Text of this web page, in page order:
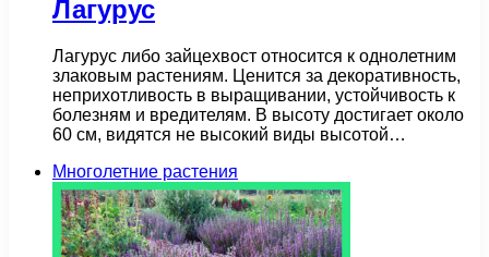
Лагурус
Лагурус либо зайцехвост относится к однолетним
злаковым растениям. Ценится за декоративность,
неприхотливость в выращивании, устойчивость к
болезням и вредителям. В высоту достигает около
60 см, видятся не высокий виды высотой…
Многолетние растения